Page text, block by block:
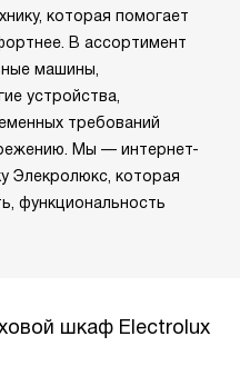
которая помогает
В ассортимент
машины,
устройства,
требований
Мы — интернет-
Элекролюкс, которая
функциональность
шкаф Electrolux